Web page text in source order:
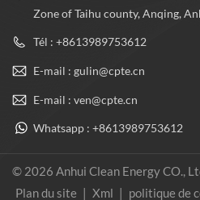
Zone of Taihu county, Anqing,
Tél : +8613989753612
E-mail : gulin@cpte.cn
E-mail : ven@cpte.cn
Whatsapp : +8613989753612
© 2026 Anhui Clean Energy CO.,
Plan du site | Xml | politique de